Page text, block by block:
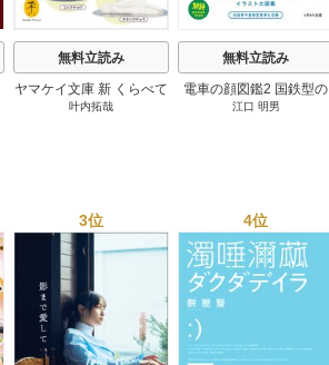
無料立読み
ヤマケイ文庫 新 くらべて
わかる野鳥300 1巻
叶内拓哉
無料立読み
電車の顔図鑑2 国鉄型の
鉄道車両 1巻
江口 明男
3位 4位